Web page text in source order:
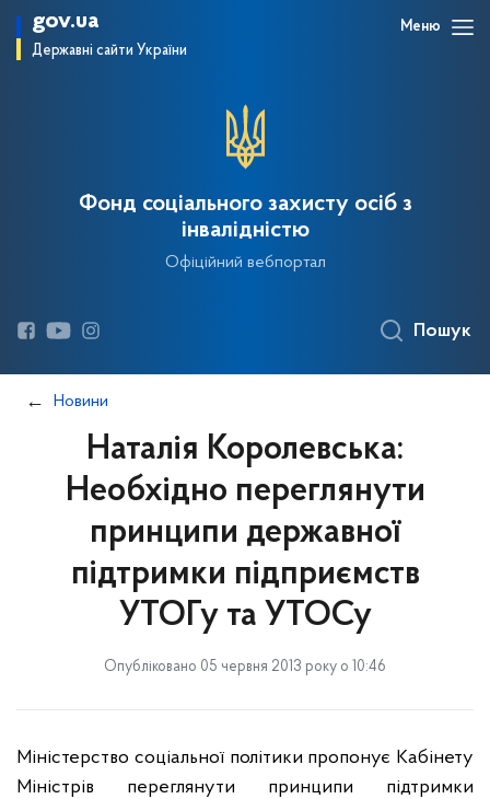
gov.ua
Державні сайти України
Меню
Фонд соціального захисту осіб з
інвалідністю
Офіційний вебпортал
Пошук
Новини
Наталія Королевська:
Необхідно переглянути
принципи державної
підтримки підприємств
УТОГу та УТОСу
Опубліковано 05 червня 2013 року о 10:46
Міністерство соціальної політики пропонує Кабінету
Міністрів переглянути принципи підтримки